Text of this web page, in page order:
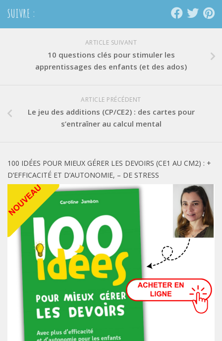
SUIVRE :
ARTICLE SUIVANT
10 questions clés pour stimuler les
apprentissages des enfants (et des ados)
ARTICLE PRÉCÉDENT
Le jeu des additions (CP/CE2) : des cartes pour
s’entraîner au calcul mental
100 IDÉES POUR MIEUX GÉRER LES DEVOIRS (CE1 AU CM2) : +
D’EFFICACITÉ ET D’AUTONOMIE, – DE STRESS